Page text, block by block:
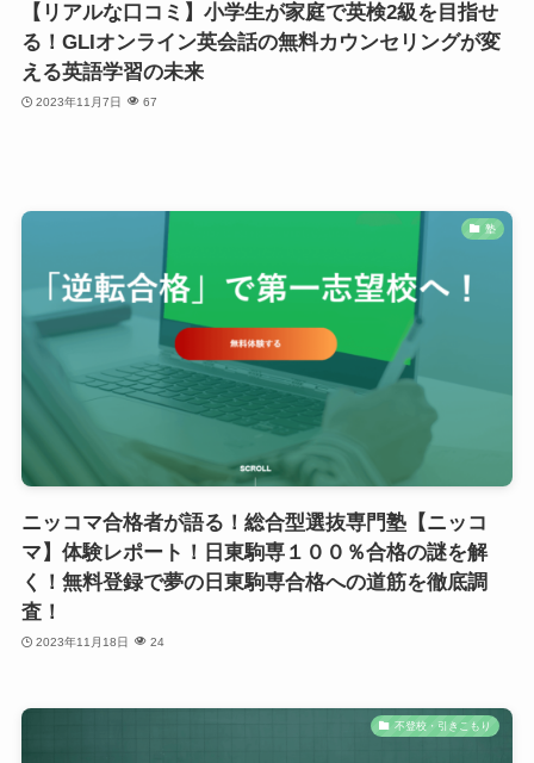
【リアルな口コミ】小学生が家庭で英検2級を目指せ
る！GLIオンライン英会話の無料カウンセリングが変
える英語学習の未来
2023年11月7日 67
塾
ニッコマ合格者が語る！総合型選抜専門塾【ニッコ
マ】体験レポート！日東駒専１００％合格の謎を解
く！無料登録で夢の日東駒専合格への道筋を徹底調
査！
2023年11月18日 24
不登校・引きこもり